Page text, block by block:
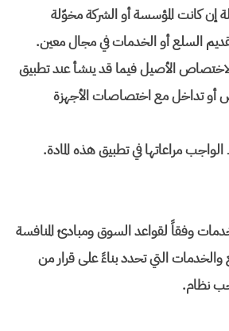
إن كانت المؤسسة أو الشركة مخوّلة
السلع أو الخدمات في مجال معين.
الأصيل فيما قد ينشأ عند تطبيق
أو تداخل مع اختصاصات الأجهزة
مراعاتها في تطبيق هذه المادة.
وفقاً لقواعد السوق ومبادئ المنافسة
والخدمات التي تحدد بناءً على قرار من
نظام.